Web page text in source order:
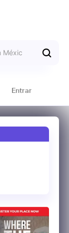
Entrar